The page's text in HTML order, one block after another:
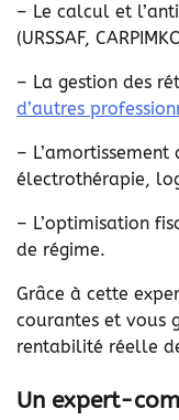
– Le calcul et
(URSSAF,
– La gestion des
d’autres
–
électrothérapie,
– L’optimisation
de régime.
Grâce à cette
courantes et vous
rentabilité réelle
Un expert-